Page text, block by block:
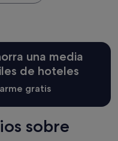
una media
de hoteles
gratis
sobre